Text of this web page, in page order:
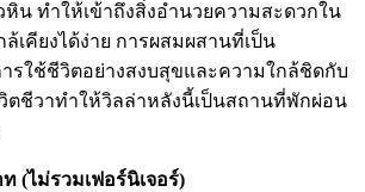
หิน ทำให้เข้าถึงสิ่งอำนวยความสะดวกใน
เคียงได้ง่าย การผสมผสานที่เป็น
รใช้ชีวิตอย่างสงบสุขและความใกล้ชิดกับ
ชีวาทำให้วิลล่าหลังนี้เป็นสถานที่พักผ่อน
ท (ไม่รวมเฟอร์นิเจอร์)